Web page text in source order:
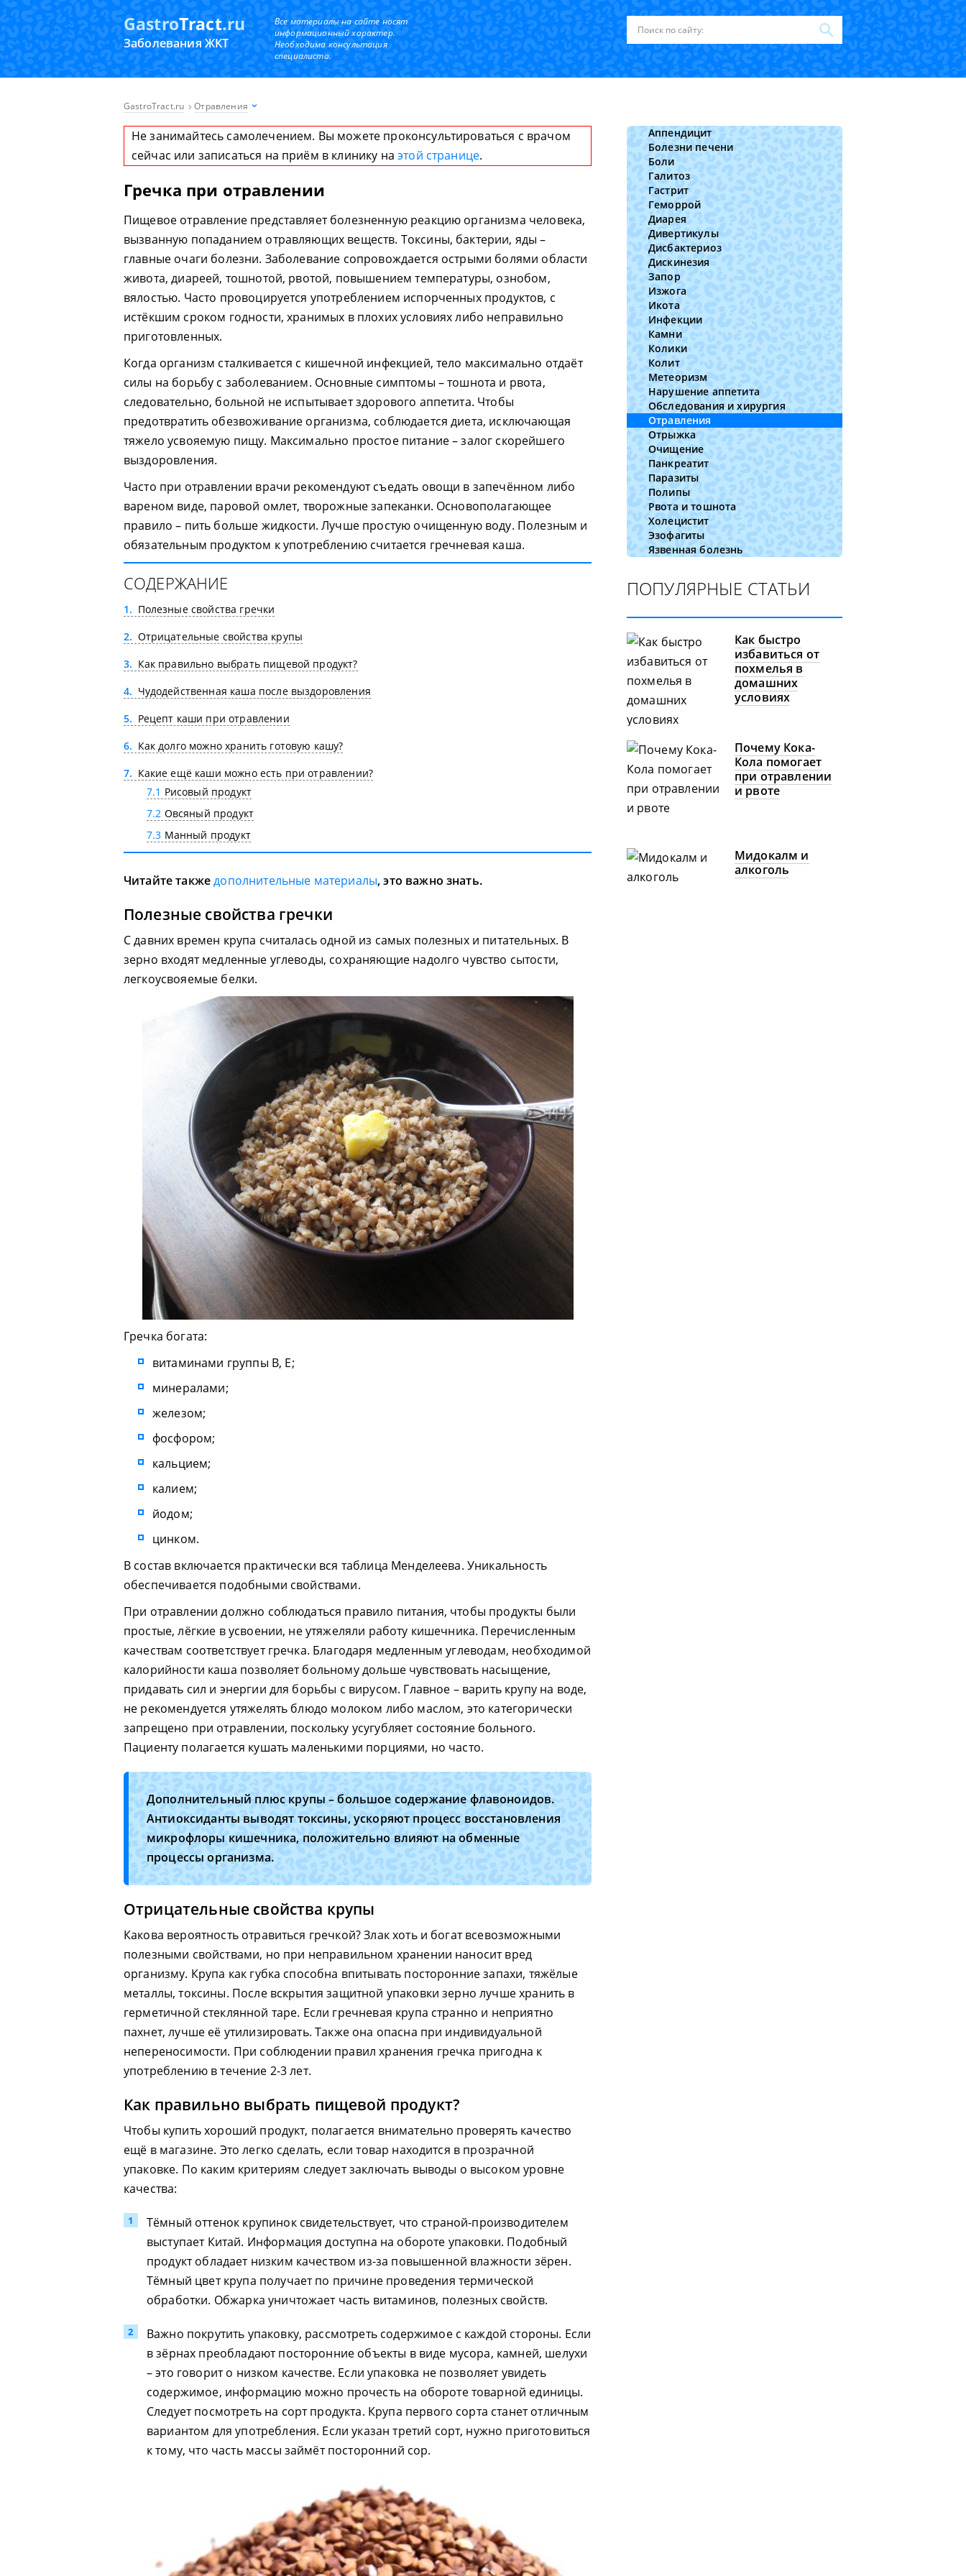
GastroTract.ru
Заболевания ЖКТ
Все материалы на сайте носят
информационный характер.
Необходима консультация
специалиста.
GastroTract.ru Отравления
Не занимайтесь самолечением. Вы можете проконсультироваться с врачом
сейчас или записаться на приём в клинику наэтой странице.
Гречка при отравлении
Пищевое отравление представляет болезненную реакцию организма человека,
вызванную попаданием отравляющих веществ. Токсины, бактерии, яды –
главные очаги болезни. Заболевание сопровождается острыми болями области
живота, диареей, тошнотой, рвотой, повышением температуры, ознобом,
вялостью. Часто провоцируется употреблением испорченных продуктов, с
истёкшим сроком годности, хранимых в плохих условиях либо неправильно
приготовленных.
Когда организм сталкивается с кишечной инфекцией, тело максимально отдаёт
силы на борьбу с заболеванием. Основные симптомы – тошнота и рвота,
следовательно, больной не испытывает здорового аппетита. Чтобы
предотвратить обезвоживание организма, соблюдается диета, исключающая
тяжело усвояемую пищу. Максимально простое питание – залог скорейшего
выздоровления.
Часто при отравлении врачи рекомендуют съедать овощи в запечённом либо
вареном виде, паровой омлет, творожные запеканки. Основополагающее
правило – пить больше жидкости. Лучше простую очищенную воду. Полезным и
обязательным продуктом к употреблению считается гречневая каша.
СОДЕРЖАНИЕ
1
Полезные свойства гречки
2
Отрицательные свойства крупы
3
Как правильно выбрать пищевой продукт?
4
Чудодейственная каша после выздоровления
5
Рецепт каши при отравлении
6
Как долго можно хранить готовую кашу?
7
Какие ещё каши можно есть при отравлении?
7.1 Рисовый продукт
7.2 Овсяный продукт
7.3 Манный продукт
Читайте такжедополнительные материалы, это важно знать.
Полезные свойства гречки
С давних времен крупа считалась одной из самых полезных и питательных. В
зерно входят медленные углеводы, сохраняющие надолго чувство сытости,
легкоусвояемые белки.
Гречка богата:
витаминами группы В, Е;
минералами;
железом;
фосфором;
кальцием;
калием;
йодом;
цинком.
В состав включается практически вся таблица Менделеева. Уникальность
обеспечивается подобными свойствами.
При отравлении должно соблюдаться правило питания, чтобы продукты были
простые, лёгкие в усвоении, не утяжеляли работу кишечника. Перечисленным
качествам соответствует гречка. Благодаря медленным углеводам, необходимой
калорийности каша позволяет больному дольше чувствовать насыщение,
придавать сил и энергии для борьбы с вирусом. Главное – варить крупу на воде,
не рекомендуется утяжелять блюдо молоком либо маслом, это категорически
запрещено при отравлении, поскольку усугубляет состояние больного.
Пациенту полагается кушать маленькими порциями, но часто.
Дополнительный плюс крупы – большое содержание флавоноидов.
Антиоксиданты выводят токсины, ускоряют процесс восстановления
микрофлоры кишечника, положительно влияют на обменные
процессы организма.
Отрицательные свойства крупы
Какова вероятность отравиться гречкой? Злак хоть и богат всевозможными
полезными свойствами, но при неправильном хранении наносит вред
организму. Крупа как губка способна впитывать посторонние запахи, тяжёлые
металлы, токсины. После вскрытия защитной упаковки зерно лучше хранить в
герметичной стеклянной таре. Если гречневая крупа странно и неприятно
пахнет, лучше её утилизировать. Также она опасна при индивидуальной
непереносимости. При соблюдении правил хранения гречка пригодна к
употреблению в течение 2-3 лет.
Как правильно выбрать пищевой продукт?
Чтобы купить хороший продукт, полагается внимательно проверять качество
ещё в магазине. Это легко сделать, если товар находится в прозрачной
упаковке. По каким критериям следует заключать выводы о высоком уровне
качества:
Тёмный оттенок крупинок свидетельствует, что страной-производителем
выступает Китай. Информация доступна на обороте упаковки. Подобный
продукт обладает низким качеством из-за повышенной влажности зёрен.
Тёмный цвет крупа получает по причине проведения термической
обработки. Обжарка уничтожает часть витаминов, полезных свойств.
Важно покрутить упаковку, рассмотреть содержимое с каждой стороны. Если
в зёрнах преобладают посторонние объекты в виде мусора, камней, шелухи
– это говорит о низком качестве. Если упаковка не позволяет увидеть
содержимое, информацию можно прочесть на обороте товарной единицы.
Следует посмотреть на сорт продукта. Крупа первого сорта станет отличным
вариантом для употребления. Если указан третий сорт, нужно приготовиться
к тому, что часть массы займёт посторонний сор.
Аппендицит
Болезни печени
Боли
Галитоз
Гастрит
Геморрой
Диарея
Дивертикулы
Дисбактериоз
Дискинезия
Запор
Изжога
Икота
Инфекции
Камни
Колики
Колит
Метеоризм
Нарушение аппетита
Обследования и хирургия
Отравления
Отрыжка
Очищение
Панкреатит
Паразиты
Полипы
Рвота и тошнота
Холецистит
Эзофагиты
Язвенная болезнь
ПОПУЛЯРНЫЕ СТАТЬИ
Как быстро
избавиться от
похмелья в
домашних
условиях
Почему Кока-
Кола помогает
при отравлении
и рвоте
Мидокалм и
алкоголь